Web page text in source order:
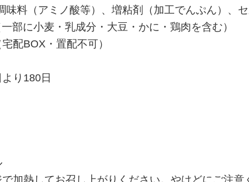
味料（アミノ酸等）、増粘剤（加工でんぷん）、
部に小麦・乳成分・大豆・かに・鶏肉を含む）
配BOX・置配不可）
り180日